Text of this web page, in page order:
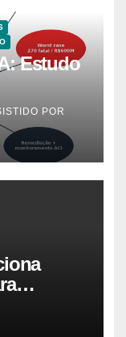
Estudo
A em
POR
em